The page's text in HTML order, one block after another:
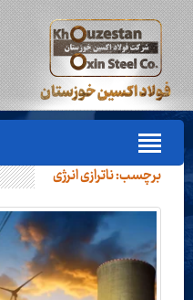
برچسب:ناترازی انرژی